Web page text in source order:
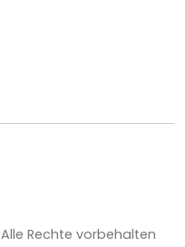
Alle Rechte vorbehalten